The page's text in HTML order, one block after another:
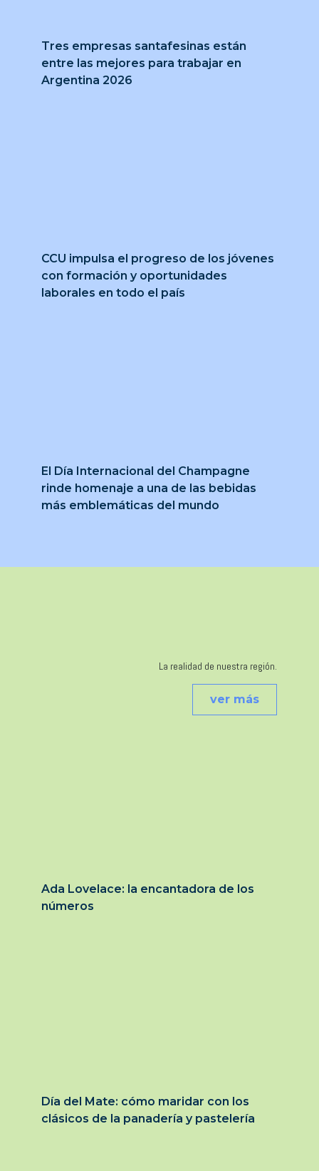
Tres empresas santafesinas están
entre las mejores para trabajar en
Argentina 2026
CCU impulsa el progreso de los jóvenes
con formación y oportunidades
laborales en todo el país
El Día Internacional del Champagne
rinde homenaje a una de las bebidas
más emblemáticas del mundo
La realidad de nuestra región.
ver más
Ada Lovelace: la encantadora de los
números
Día del Mate: cómo maridar con los
clásicos de la panadería y pastelería